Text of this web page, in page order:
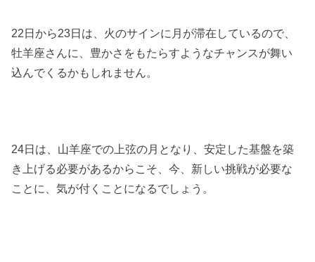
22日から23日は、火のサインに月が滞在しているので、
牡羊座さんに、豊かさをもたらすようなチャンスが舞い
込んでくるかもしれません。
24日は、山羊座での上弦の月となり、安定した基盤を築
き上げる必要があるからこそ、今、新しい挑戦が必要な
ことに、気が付くことになるでしょう。